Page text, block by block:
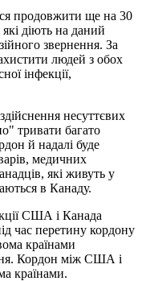
продовжити ще на 30
діють на даний
звернення. За
людей з обох
інфекції,
несуттєвих
тривати багато
й надалі буде
медичних
які живуть у
в Канаду.
США і Канада
час перетину кордону
країнами
Кордон між США і
країнами.